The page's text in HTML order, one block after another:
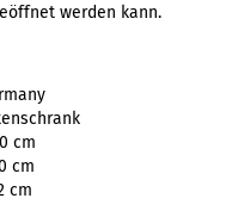
werden kann.
cm
cm
cm